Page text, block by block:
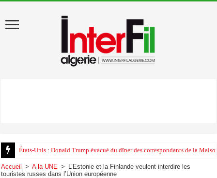
États-Unis : Donald Trump évacué du dîner des correspondants de la
Accueil > A la UNE >
L’Estonie et la Finlande veulent interdire les
touristes russes dans l’Union européenne